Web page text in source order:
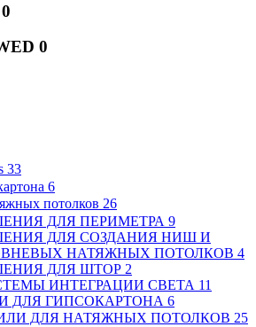
0
0
33
6
потолков 26
ДЛЯ ПЕРИМЕТРА​ 9
ДЛЯ СОЗДАНИЯ НИШ И
НАТЯЖНЫХ ПОТОЛКОВ​ 4
ДЛЯ ШТОР 2
ИНТЕГРАЦИИ СВЕТА​ 11
ДЛЯ ГИПСОКАРТОНА 6
ДЛЯ НАТЯЖНЫХ ПОТОЛКОВ 25